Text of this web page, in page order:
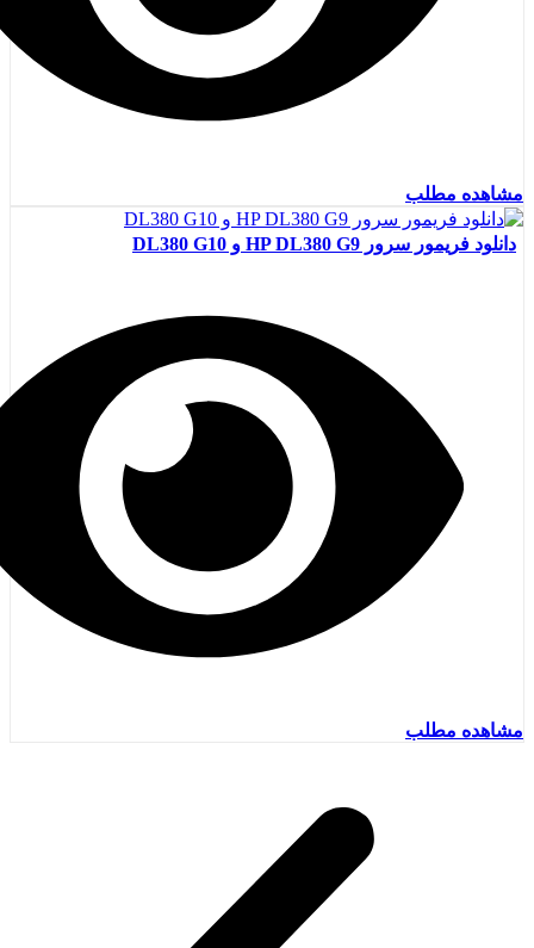
مشاهده مطلب
دانلود فریمور سرور HP DL380 G9 و DL380 G10
مشاهده مطلب